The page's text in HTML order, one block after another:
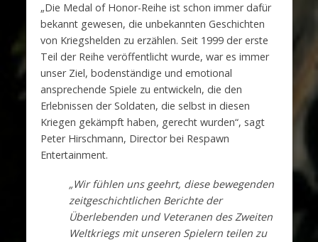
„Die Medal of Honor-Reihe ist schon immer dafür
bekannt gewesen, die unbekannten Geschichten
von Kriegshelden zu erzählen. Seit 1999 der erste
Teil der Reihe veröffentlicht wurde, war es immer
unser Ziel, bodenständige und emotional
ansprechende Spiele zu entwickeln, die den
Erlebnissen der Soldaten, die selbst in diesen
Kriegen gekämpft haben, gerecht wurden“, sagt
Peter Hirschmann, Director bei Respawn
Entertainment.
„Wir fühlen uns geehrt, diese bewegenden
zeitgeschichtlichen Berichte der
Überlebenden und Veteranen des Zweiten
Weltkriegs mit unseren Spielern teilen zu